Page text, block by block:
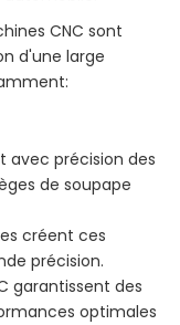
CNC sont
d'une large
avec précision des
de soupape
créent ces
précision.
garantissent des
optimales